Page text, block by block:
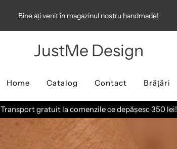
Bine ați venit în magazinul nostru handmade!
JustMe Design
Home Catalog Contact Brățări
Transport gratuit la comenzile ce depășesc 350 lei!